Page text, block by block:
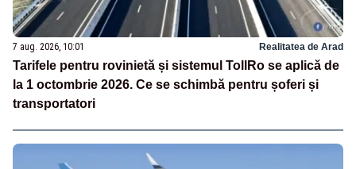
7 aug. 2026, 10:01 Realitatea de Arad
Tarifele pentru rovinietă și sistemul TollRo se aplică de
la 1 octombrie 2026. Ce se schimbă pentru șoferi și
transportatori